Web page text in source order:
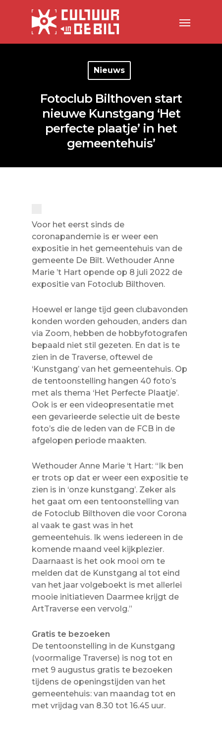
Nieuws
Fotoclub Bilthoven start
nieuwe Kunstgang ‘Het
perfecte plaatje’ in het
gemeentehuis’
Voor het eerst sinds de
coronapandemie is er weer een
expositie in het gemeentehuis van de
gemeente De Bilt. Wethouder Anne
Marie ’t Hart opende op 8 juli 2022 de
expositie van Fotoclub Bilthoven.
Hoewel er lange tijd geen clubavonden
konden worden gehouden, anders dan
via Zoom, hebben de hobbyfotografen
bepaald niet stil gezeten. En dat is te
zien in de Traverse, oftewel de
‘Kunstgang’ van het gemeentehuis. Op
de tentoonstelling hangen 40 foto’s
met als thema ‘Het Perfecte Plaatje’.
Ook is er een videopresentatie met
een gevarieerde selectie uit de beste
foto’s die de leden van de FCB in de
afgelopen periode maakten.
Wethouder Anne Marie ‘t Hart: “Ik ben
er trots op dat er weer een expositie te
zien is in ‘onze kunstgang’. Zeker als
het gaat om een tentoonstelling van
de Fotoclub Bilthoven die voor Corona
al vaak te gast was in het
gemeentehuis. Ik wens iedereen in de
komende maand veel kijkplezier.
Daarnaast is het ook mooi om te
melden dat de Kunstgang al tot eind
van het jaar volgeboekt is met allerlei
mooie initiatieven Daarmee krijgt de
ArtTraverse een vervolg.”
Gratis te bezoeken
De tentoonstelling in de Kunstgang
(voormalige Traverse) is nog tot en
met 9 augustus gratis te bezoeken
tijdens de openingstijden van het
gemeentehuis: van maandag tot en
met vrijdag van 8.30 tot 16.45 uur.